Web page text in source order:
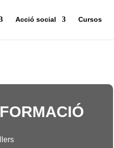
Acció social Cursos